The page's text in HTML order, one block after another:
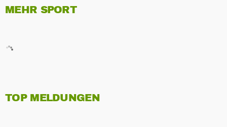
MEHR SPORT
TOP MELDUNGEN